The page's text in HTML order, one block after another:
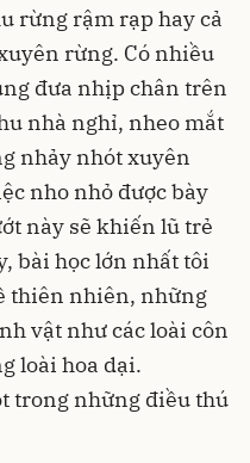
rừng rậm rạp hay cả
rừng. Có nhiều
đưa nhịp chân trên
nhà nghỉ, nheo mắt
nhảy nhót xuyên
nho nhỏ được bày
này sẽ khiến lũ trẻ
bài học lớn nhất tôi
thiên nhiên, những
vật như các loài côn
loài hoa dại.
trong những điều thú